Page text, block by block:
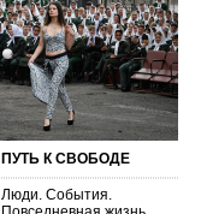
ПУТЬ К СВОБОДЕ
Люди. События.